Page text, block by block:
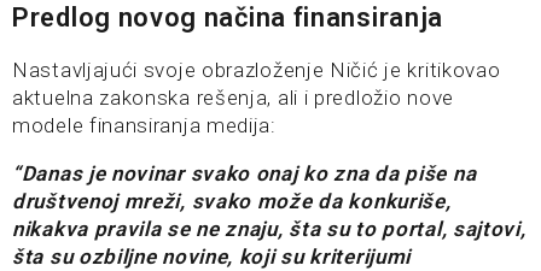
Predlog novog načina finansiranja
Nastavljajući svoje obrazloženje Ničić je kritikovao
aktuelna zakonska rešenja, ali i predložio nove
modele finansiranja medija:
“Danas je novinar svako onaj ko zna da piše na
društvenoj mreži, svako može da konkuriše,
nikakva pravila se ne znaju, šta su to portal, sajtovi,
šta su ozbiljne novine, koji su kriterijumi